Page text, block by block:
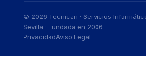
© 2026 Tecnican · Servicios
Sevilla · Fundada en 2006
PrivacidadAviso Legal